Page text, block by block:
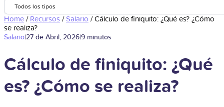
Todos los tipos
Home / Recursos /Salario /Cálculo de finiquito: ¿Qué es? ¿Cómo
se realiza?
Salario|27 de Abril, 2026|9 minutos
Cálculo de finiquito: ¿Qué
es? ¿Cómo se realiza?